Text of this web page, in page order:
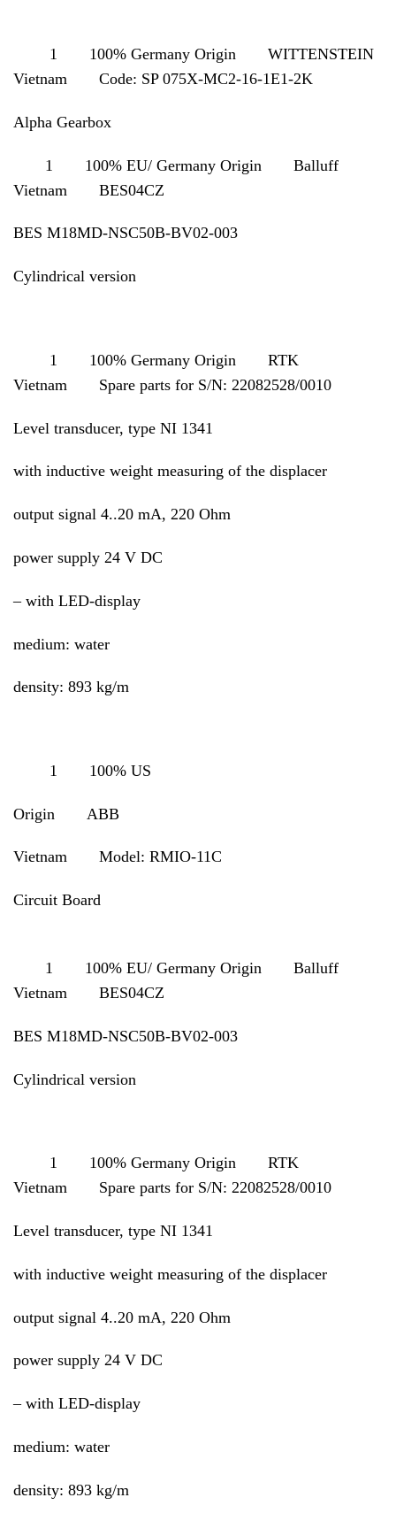
1 100% Germany Origin WITTENSTEIN
Vietnam Code: SP 075X-MC2-16-1E1-2K
Alpha Gearbox
1 100% EU/ Germany Origin Balluff
Vietnam BES04CZ
BES M18MD-NSC50B-BV02-003
Cylindrical version
1 100% Germany Origin RTK
Vietnam Spare parts for S/N: 22082528/0010
Level transducer, type NI 1341
with inductive weight measuring of the displacer
output signal 4..20 mA, 220 Ohm
power supply 24 V DC
– with LED-display
medium: water
density: 893 kg/m
1 100% US
Origin ABB
Vietnam Model: RMIO-11C
Circuit Board
1 100% EU/ Germany Origin Balluff
Vietnam BES04CZ
BES M18MD-NSC50B-BV02-003
Cylindrical version
1 100% Germany Origin RTK
Vietnam Spare parts for S/N: 22082528/0010
Level transducer, type NI 1341
with inductive weight measuring of the displacer
output signal 4..20 mA, 220 Ohm
power supply 24 V DC
– with LED-display
medium: water
density: 893 kg/m